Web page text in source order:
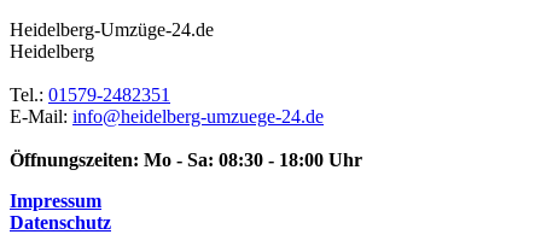
Heidelberg-Umzüge-24.de
Heidelberg
Tel.: 01579-2482351
E-Mail: info@heidelberg-umzuege-24.de
Öffnungszeiten: Mo - Sa: 08:30 - 18:00 Uhr
Impressum
Datenschutz